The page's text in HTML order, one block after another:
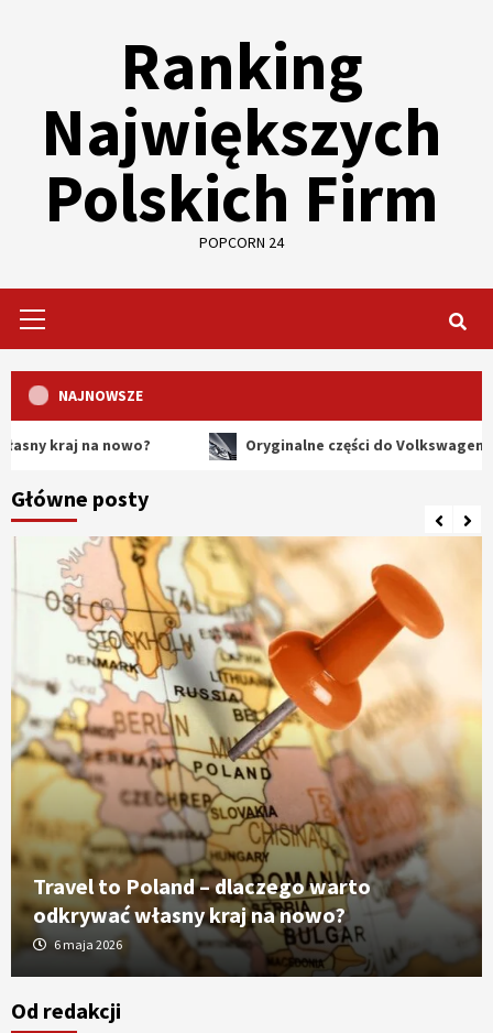
Ranking
Największych
Polskich Firm
POPCORN 24
Menu
NAJNOWSZE
na nowo? Oryginalne części do Volkswagena –
Główne posty
Travel to Poland – dlaczego warto
odkrywać własny kraj na nowo?
6 maja 2026
Od redakcji